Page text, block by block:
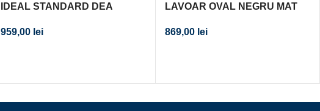
IDEAL STANDARD DEA
959,00 lei
LAVOAR OVAL NEGRU MAT
869,00 lei